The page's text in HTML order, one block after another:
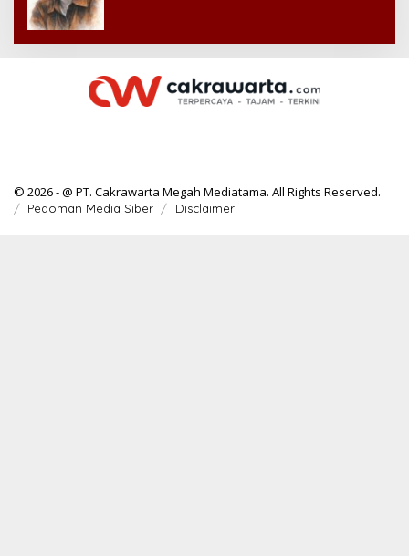
© 2026 - @ PT. Cakrawarta Megah Mediatama. All Rights Reserved.
Pedoman Media Siber Disclaimer